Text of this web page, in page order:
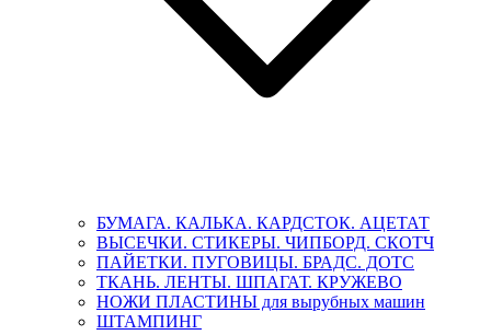
БУМАГА. КАЛЬКА. КАРДСТОК. АЦЕТАТ
ВЫСЕЧКИ. СТИКЕРЫ. ЧИПБОРД. СКОТЧ
ПАЙЕТКИ. ПУГОВИЦЫ. БРАДС. ДОТС
ТКАНЬ. ЛЕНТЫ. ШПАГАТ. КРУЖЕВО
НОЖИ ПЛАСТИНЫ для вырубных машин
ШТАМПИНГ